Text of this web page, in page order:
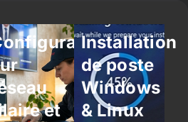
et
Installation
de poste
Windows
& Linux